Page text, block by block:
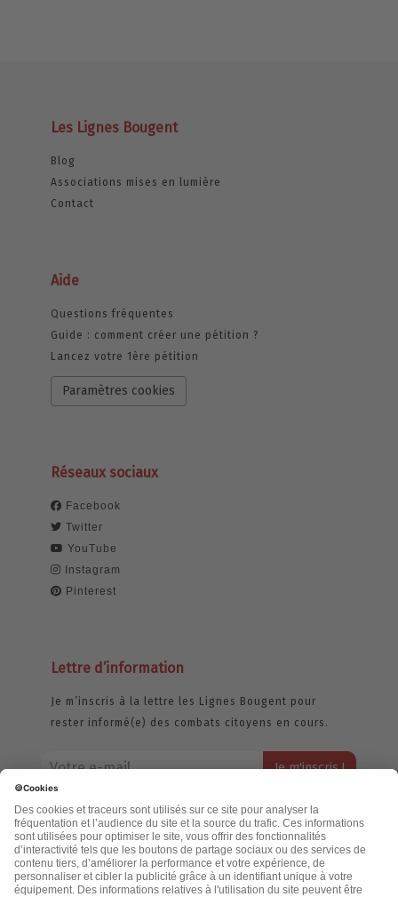
Les Lignes Bougent
Blog
Associations mises en lumière
Contact
Aide
Questions fréquentes
Guide : comment créer une pétition ?
Lancez votre 1ère pétition
Paramètres cookies
Réseaux sociaux
Facebook
Twitter
YouTube
Instagram
Pinterest
Lettre d’information
Je m’inscris à la lettre les Lignes Bougent pour
rester informé(e) des combats citoyens en cours.
jamais échangée. Pour consulter notre politique de confidentialité,
cliquez ici.
Accueil